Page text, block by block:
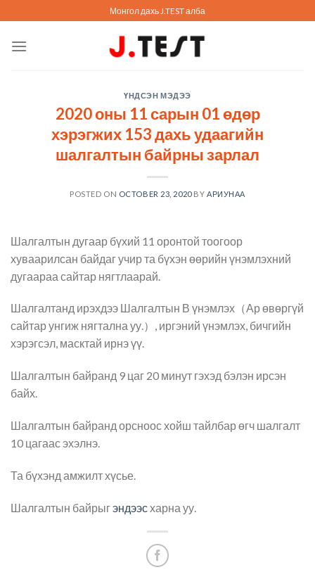
to
content
Монгол дахь J.TEST алба
ҮНДСЭН МЭДЭЭ
2020 оны 11 сарын 01 өдөр
хэрэгжих 153 дахь удаагийн
шалгалтын байрны зарлал
POSTED ON OCTOBER 23, 2020BY АРИУНАА
Шалгалтын дугаар бүхий 11 оронтой тоогоор
хуваарилсан байдаг учир та бүхэн өөрийн үнэмлэхний
дугаараа сайтар нягтлаарай.
Шалгалтанд ирэхдээ Шалгалтын В үнэмлэх（Ар өвөргүй
сайтар унгиж нягтална уу.）, иргэний үнэмлэх, бичгийн
хэрэгсэл, масктай ирнэ үү.
Шалгалтын байранд 9 цаг 20 минут гэхэд бэлэн ирсэн
байх.
Шалгалтын байранд орсноос хойш тайлбар өгч шалгалт
10 цагаас эхэлнэ.
Та бүхэнд амжилт хүсье.
Шалгалтын байрыгэндээсхарна уу.